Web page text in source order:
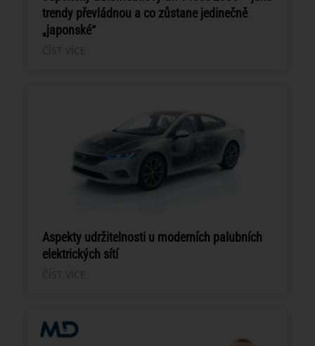
trendy převládnou a co zůstane jedinečně
„japonské“
Aspekty udržitelnosti u moderních palubních
elektrických sítí